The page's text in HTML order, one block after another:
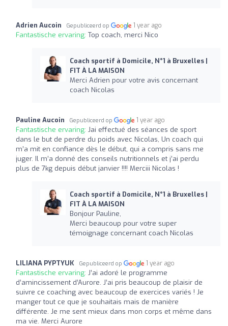
Adrien Aucoin Gepubliceerd op 1 year ago
Fantastische ervaring: Top coach, merci Nico
Coach sportif à Domicile, N°1 à Bruxelles |
FIT À LA MAISON
Merci Adrien pour votre avis concernant
coach Nicolas
Pauline Aucoin Gepubliceerd op 1 year ago
Fantastische ervaring: Jai effectué des séances de sport
dans le but de perdre du poids avec Nicolas, Un coach qui
m’a mit en confiance dès le début, qui a compris sans me
juger. Il m’a donné des conseils nutritionnels et j’ai perdu
plus de 7kg depuis début janvier !!!! Merciii Nicolas !
Coach sportif à Domicile, N°1 à Bruxelles |
FIT À LA MAISON
Bonjour Pauline,
Merci beaucoup pour votre super
témoignage concernant coach Nicolas
LILIANA PYPTYUK Gepubliceerd op 1 year ago
Fantastische ervaring: J’ai adoré le programme
d’amincissement d’Aurore. J’ai pris beaucoup de plaisir de
suivre ce coaching avec beaucoup de exercices variés ! Je
manger tout ce que je souhaitais mais de manière
différente. Je me sent mieux dans mon corps et même dans
ma vie. Merci Aurore